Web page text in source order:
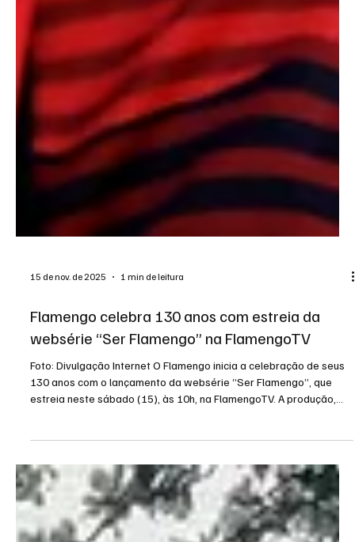
15 de nov. de 2025 1 min de leitura
Flamengo celebra 130 anos com estreia da
websérie “Ser Flamengo” na FlamengoTV
estreia neste sábado (15), às 10h, na FlamengoTV. A produção,
dividida em quatro capítulos, revisita momentos marcantes da
história rubro-negra e apresenta os elementos que moldaram a
identidade da Nação ao longo de mais de um século. O capítulo
inaugural, “Flamengo e Fé. Confia”, aborda a relação entre o clube